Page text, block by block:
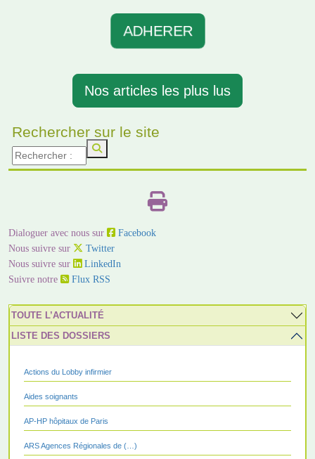
ADHERER
Nos articles les plus lus
Rechercher sur le site
Dialoguer avec nous sur
Facebook
Nous suivre sur
Twitter
Nous suivre sur
LinkedIn
Suivre notre
Flux RSS
TOUTE L’ACTUALITÉ
LISTE DES DOSSIERS
Actions du Lobby infirmier
Aides soignants
AP-HP hôpitaux de Paris
ARS Agences Régionales de (…)